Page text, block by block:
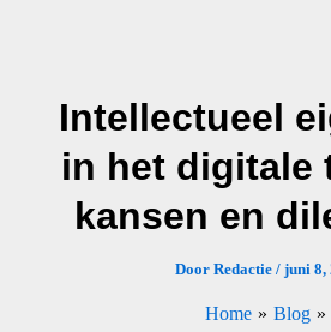
Intellectueel
in het digitale
kansen en
Door Redactie / juni 8,
Home
Blog